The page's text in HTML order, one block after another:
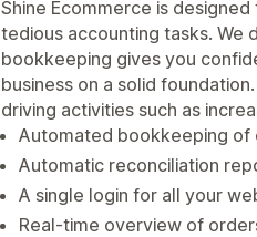
Shine Ecommerce is
tedious accounting tasks. We
bookkeeping gives you
business on a solid
driving activities such as
Automated bookkeeping of
Automatic reconciliation
A single login for all your
Real-time overview of